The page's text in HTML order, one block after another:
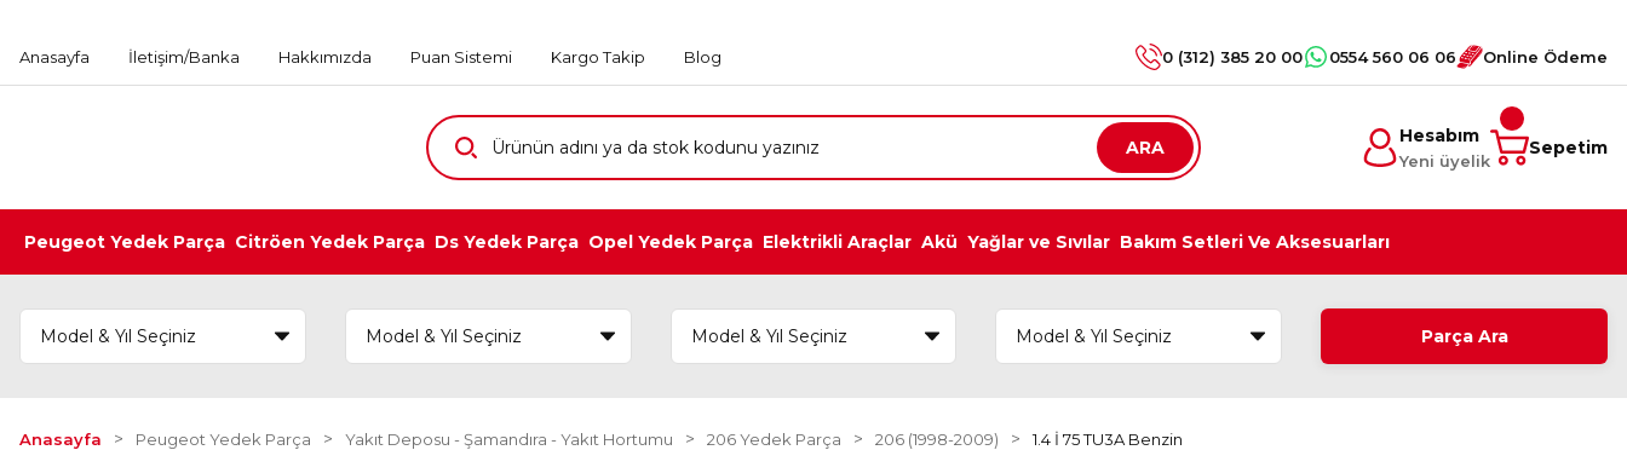
Anasayfa İletişim/Banka Hakkımızda Puan Sistemi Kargo Takip Blog 0 (312) 385 20 00 0554 560 06 06 Online Ödeme
ARA
Hesabım
Yeni üyelik
Sepetim
Peugeot Yedek Parça Citröen Yedek Parça Ds Yedek Parça Opel Yedek Parça Elektrikli Araçlar Akü Yağlar ve Sıvılar Bakım Setleri Ve Aksesuarları
Parça Ara
Anasayfa Peugeot Yedek Parça Yakıt Deposu - Şamandıra - Yakıt Hortumu 206 Yedek Parça 206 (1998-2009) 1.4 İ 75 TU3A Benzin